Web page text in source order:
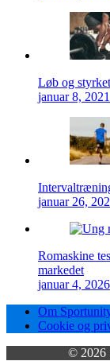
Løb og
januar 8, 2021
januar 26,
Romaskine
markedet
januar 4, 2026
Om
Cookie og
© 2026